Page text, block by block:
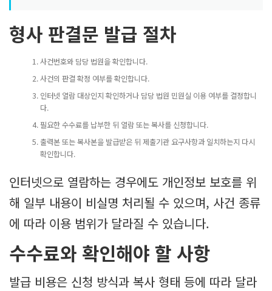
형사 판결문 발급 절차
사건번호와 담당 법원을 확인합니다.
사건의 판결 확정 여부를 확인합니다.
인터넷 열람 대상인지 확인하거나 담당 법원 민원실 이용 여부를 결정합니
다.
필요한 수수료를 납부한 뒤 열람 또는 복사를 신청합니다.
출력본 또는 복사본을 발급받은 뒤 제출기관 요구사항과 일치하는지 다시
확인합니다.
인터넷으로 열람하는 경우에도 개인정보 보호를 위
해 일부 내용이 비실명 처리될 수 있으며, 사건 종류
에 따라 이용 범위가 달라질 수 있습니다.
수수료와 확인해야 할 사항
발급 비용은 신청 방식과 복사 형태 등에 따라 달라